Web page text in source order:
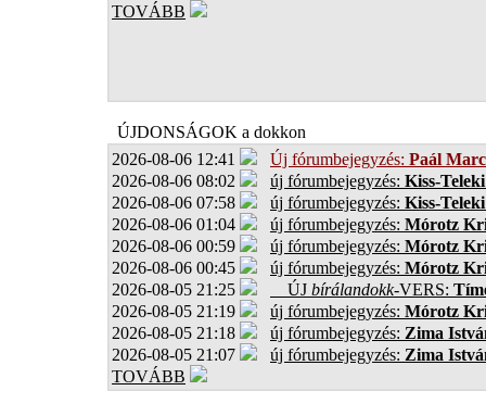
TOVÁBB
ÚJDONSÁGOK a dokkon
2026-08-06 12:41
Új fórumbejegyzés: Paál
2026-08-06 08:02
új fórumbejegyzés: Kiss-
2026-08-06 07:58
új fórumbejegyzés: Kiss-
2026-08-06 01:04
új fórumbejegyzés: Mórotz
2026-08-06 00:59
új fórumbejegyzés: Mórotz
2026-08-06 00:45
új fórumbejegyzés: Mórotz
2026-08-05 21:25
ÚJ bírálandokk-VERS:
2026-08-05 21:19
új fórumbejegyzés: Mórotz
2026-08-05 21:18
új fórumbejegyzés: Zima
2026-08-05 21:07
új fórumbejegyzés: Zima
TOVÁBB